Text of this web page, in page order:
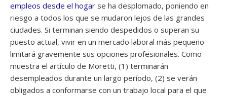
empleos desde el hogar se ha desplomado, poniendo en
riesgo a todos los que se mudaron lejos de las grandes
ciudades. Si terminan siendo despedidos o superan su
puesto actual, vivir en un mercado laboral más pequeño
limitará gravemente sus opciones profesionales. Como
muestra el artículo de Moretti, (1) terminarán
desempleados durante un largo período, (2) se verán
obligados a conformarse con un trabajo local para el que